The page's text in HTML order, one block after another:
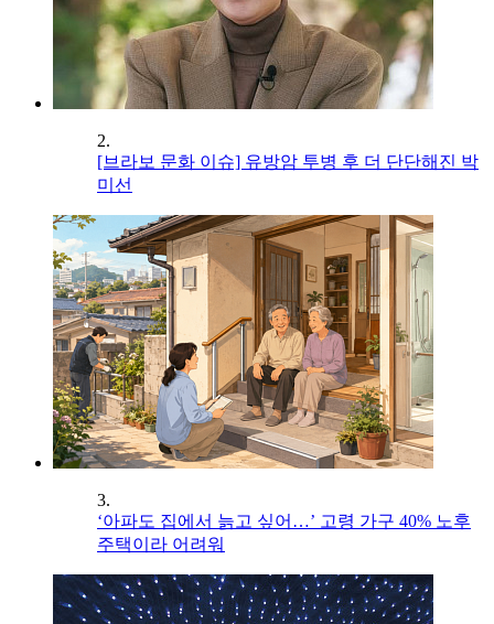
2.
[브라보 문화 이슈] 유방암 투병 후 더 단단해진 박
미선
3.
‘아파도 집에서 늙고 싶어…’ 고령 가구 40% 노후
주택이라 어려워